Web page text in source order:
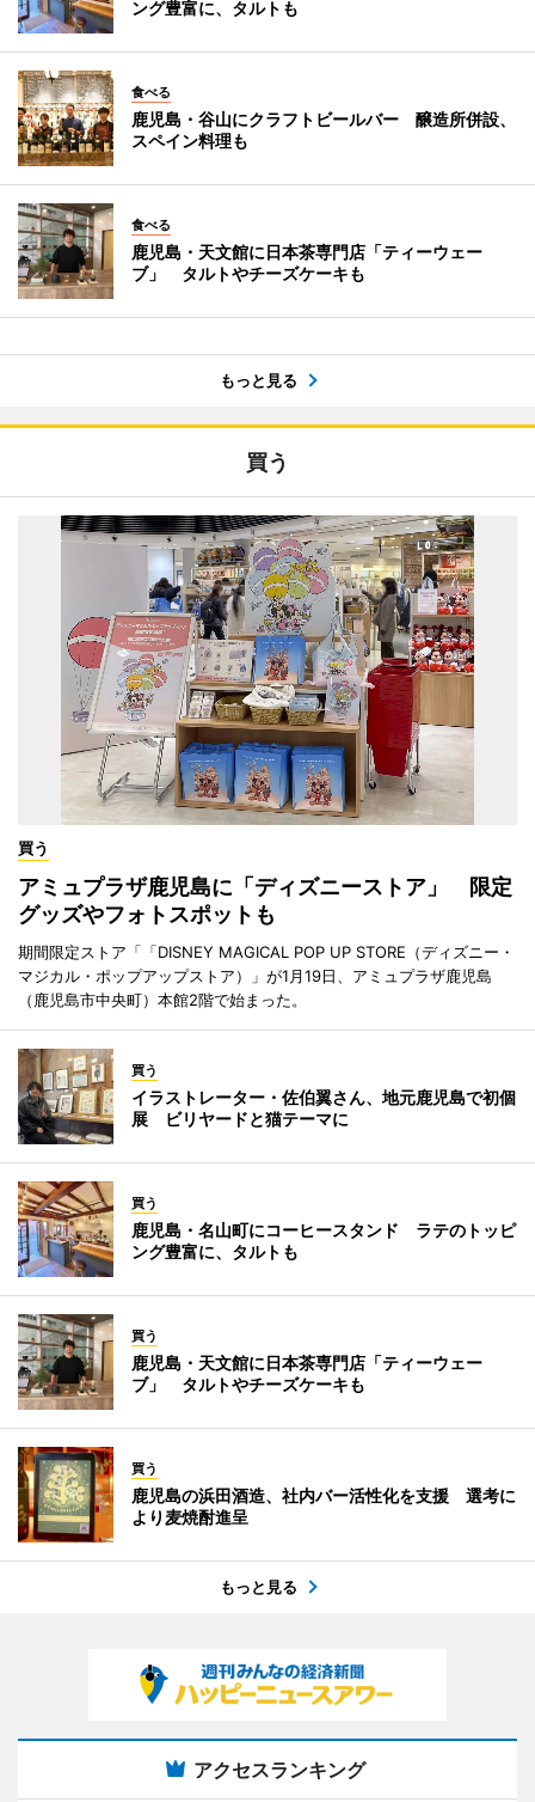
ング豊富に、タルトも
食べる
鹿児島・谷山にクラフトビールバー 醸造所併設、
スペイン料理も
食べる
鹿児島・天文館に日本茶専門店「ティーウェー
ブ」 タルトやチーズケーキも
もっと見る
買う
買う
アミュプラザ鹿児島に「ディズニーストア」 限定
グッズやフォトスポットも
期間限定ストア「「DISNEY MAGICAL POP UP STORE（ディズニー・
マジカル・ポップアップストア）」が1月19日、アミュプラザ鹿児島
（鹿児島市中央町）本館2階で始まった。
買う
イラストレーター・佐伯翼さん、地元鹿児島で初個
展 ビリヤードと猫テーマに
買う
鹿児島・名山町にコーヒースタンド ラテのトッピ
ング豊富に、タルトも
買う
鹿児島・天文館に日本茶専門店「ティーウェー
ブ」 タルトやチーズケーキも
買う
鹿児島の浜田酒造、社内バー活性化を支援 選考に
より麦焼酎進呈
もっと見る
アクセスランキング